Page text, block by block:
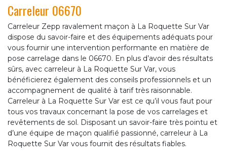
Carreleur 06670
Carreleur Zepp ravalement maçon à La Roquette Sur Var
dispose du savoir-faire et des équipements adéquats pour
vous fournir une intervention performante en matière de
pose carrelage dans le 06670. En plus d’avoir des résultats
sûrs, avec carreleur à La Roquette Sur Var, vous
bénéficierez également des conseils professionnels et un
accompagnement de qualité à tarif très raisonnable.
Carreleur à La Roquette Sur Var est ce qu’il vous faut pour
tous vos travaux concernant la pose de vos carrelages et
revêtements de sol. Disposant un savoir-faire très pointu et
d’une équipe de maçon qualifié passionné, carreleur à La
Roquette Sur Var vous fournit des résultats fiables.